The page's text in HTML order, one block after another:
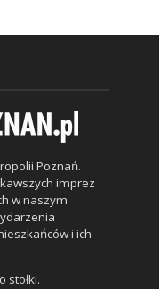
Poznań.
imprez
w naszym
i ich
stołki.